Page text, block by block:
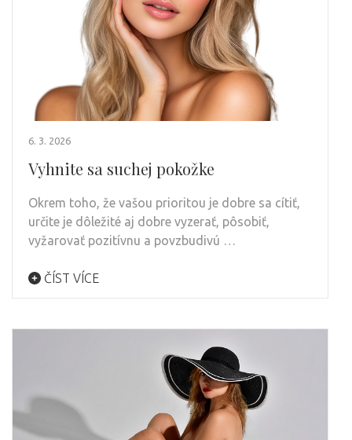
6. 3. 2026
Vyhnite sa suchej pokožke
Okrem toho, že vašou prioritou je dobre sa cítiť,
určite je dôležité aj dobre vyzerať, pôsobiť,
vyžarovať pozitívnu a povzbudivú …
ČÍST VÍCE